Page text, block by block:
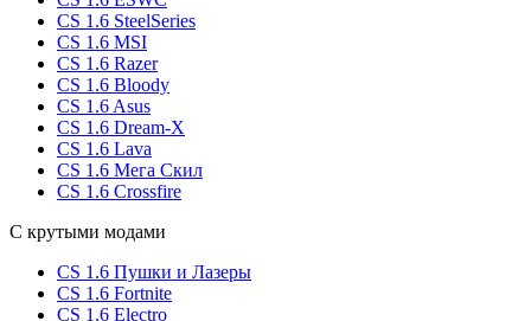
CS 1.6 SteelSeries
CS 1.6 MSI
CS 1.6 Razer
CS 1.6 Bloody
CS 1.6 Asus
CS 1.6 Dream-X
CS 1.6 Lava
CS 1.6 Мега Скил
CS 1.6 Crossfire
С крутыми модами
CS 1.6 Пушки и Лазеры
CS 1.6 Fortnite
CS 1.6 Electro